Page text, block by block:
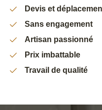
Devis et
Sans engagement
Artisan passionné
Prix imbattable
Travail de qualité